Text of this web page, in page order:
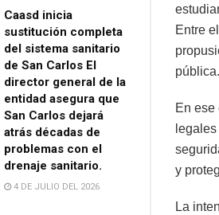
Caasd inicia
sustitución completa
del sistema sanitario
de San Carlos El
director general de la
entidad asegura que
San Carlos dejará
atrás décadas de
problemas con el
drenaje sanitario.
4 DE JULIO DEL 2026
Entre
pública.
En
y
La